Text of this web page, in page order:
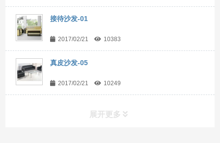
接待沙发-01
2017/02/21 10383
真皮沙发-05
2017/02/21 10249
展开更多